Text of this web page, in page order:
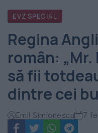
România
-
Evenimentul
Zilei
EVZ SPECIAL
Regina
român:
să fii
dintre cei
Emil Simionescu 7